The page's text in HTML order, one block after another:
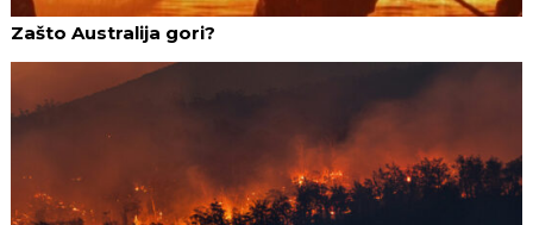
Zašto Australija gori?